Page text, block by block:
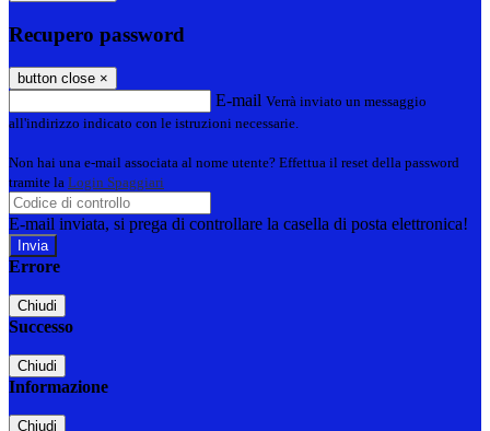
Recupero password
button close ×
E-mail Verrà inviato un messaggio
all'indirizzo indicato con le istruzioni necessarie.
Non hai una e-mail associata al nome utente? Effettua il reset della password
tramite la Login Spaggiari
E-mail inviata, si prega di controllare la casella di posta elettronica!
Errore
Chiudi
Successo
Chiudi
Informazione
Chiudi